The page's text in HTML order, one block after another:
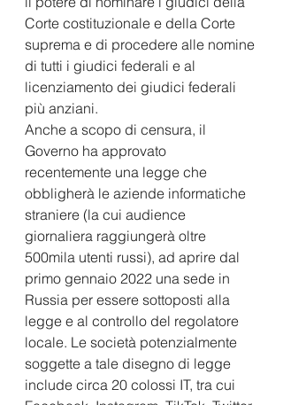
Corte costituzionale e della Corte
suprema e di procedere alle nomine
di tutti i giudici federali e al
licenziamento dei giudici federali
più anziani.
Anche a scopo di censura, il
Governo ha approvato
recentemente una legge che
obbligherà le aziende informatiche
straniere (la cui audience
giornaliera raggiungerà oltre
500mila utenti russi), ad aprire dal
primo gennaio 2022 una sede in
Russia per essere sottoposti alla
legge e al controllo del regolatore
locale. Le società potenzialmente
soggette a tale disegno di legge
include circa 20 colossi IT, tra cui